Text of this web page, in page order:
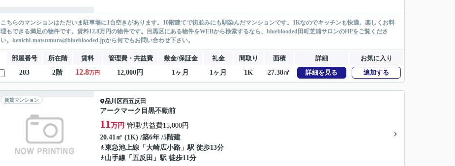
こちらのマンションはただいま駐車場に1台空きがあります。10階建てで街並みにも馴染んだマンションです。1Kなのでキッチンも快適。楽しくお料
理もできる満足の物件です。賃料12.8万円の物件です。目黒区にある物件をWEBから検索するなら、blueblooded田町芝浦サロンのHPをご覧くださ
い。kenichi-matsumura@blueblooded.jpから何でもお問い合わせ下さい。
部屋番号 所在階 賃料 管理費・共益費 敷金/保証金 礼金 間取り 面積 詳細
お気に入り
203
2階 12.8万円 12,000円 1ヶ月 1ヶ月 1K 27.38㎡ 詳細を見る 追加する
賃貸マンション 品川区西五反田
アークマーク目黒不動前
11万円 管理/共益費15,000円
20.41㎡ (1K) /築6年 /5階建
東急池上線 「 大崎広小路 」駅 徒歩13分
山手線 「 五反田 」駅 徒歩11分